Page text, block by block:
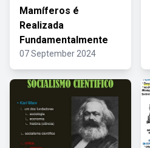
Mamíferos é
Realizada
Fundamentalmente
07 September 2024